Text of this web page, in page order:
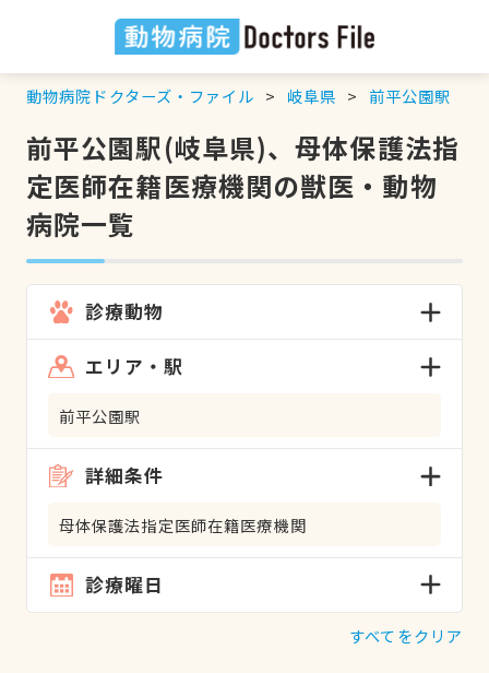
動物病院ドクターズ・ファイル 岐阜県 前平公園駅
前平公園駅(岐阜県)、母体保護法指
定医師在籍医療機関の獣医・動物
病院一覧
診療動物
エリア・駅
前平公園駅
詳細条件
母体保護法指定医師在籍医療機関
診療曜日
すべてをクリア